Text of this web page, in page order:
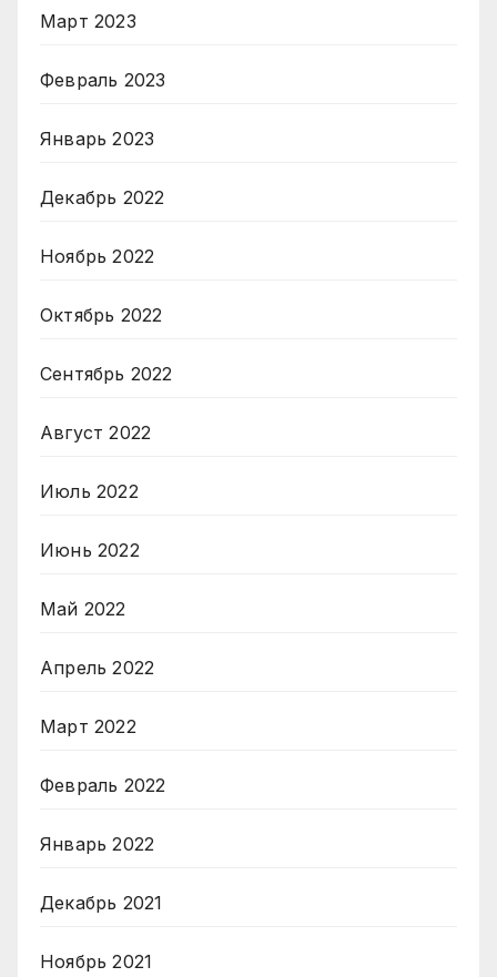
Март 2023
Февраль 2023
Январь 2023
Декабрь 2022
Ноябрь 2022
Октябрь 2022
Сентябрь 2022
Август 2022
Июль 2022
Июнь 2022
Май 2022
Апрель 2022
Март 2022
Февраль 2022
Январь 2022
Декабрь 2021
Ноябрь 2021